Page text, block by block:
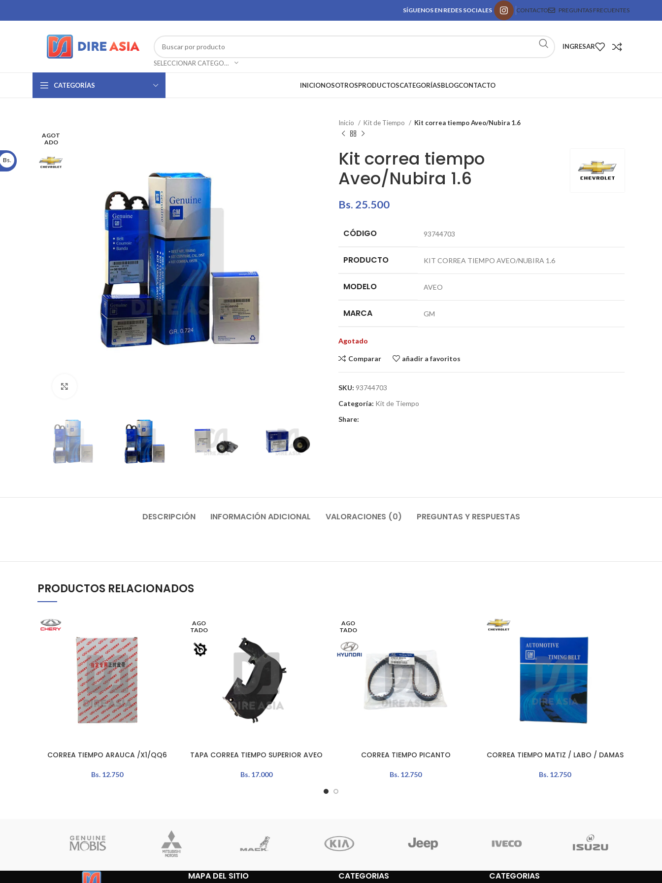
SÍGUENOS EN REDES SOCIALES CONTACTO PREGUNTAS FRECUENTES
SELECCIONAR CATEGORÍA
INGRESAR
CATEGORÍAS INICIONOSOTROSPRODUCTOSCATEGORÍASBLOGCONTACTO
AGOT
ADO
Inicio Kit de Tiempo Kit correa tiempo Aveo/Nubira 1.6
Kit correa tiempo
Aveo/Nubira 1.6
Bs. 25.500
CÓDIGO 93744703
PRODUCTO KIT CORREA TIEMPO AVEO/NUBIRA 1.6
MODELO AVEO
MARCA GM
Agotado
Comparar añadir a favoritos
SKU: 93744703
Categoría: Kit de Tiempo
Share:
DESCRIPCIÓN INFORMACIÓN ADICIONAL VALORACIONES (0) PREGUNTAS Y RESPUESTAS
PRODUCTOS RELACIONADOS
AÑADIR AL CARRITO
CORREA TIEMPO ARAUCA /X1/QQ6
Bs. 12.750
AGO
TADO
LEER MÁS
TAPA CORREA TIEMPO SUPERIOR AVEO
Bs. 17.000
AGO
TADO
LEER MÁSCORREA TIEMPO PICANTO
Bs. 12.750
AÑADIR AL CARRITO
CORREA TIEMPO MATIZ / LABO / DAMAS
Bs. 12.750
MAPA DEL SITIO CATEGORIAS CATEGORIAS
Bs.